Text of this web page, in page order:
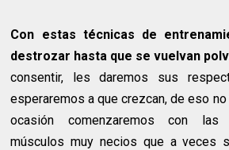
Con estas técnicas de
destrozar hasta que se vuelvan
consentir, les daremos sus
esperaremos a que crezcan, de eso
ocasión comenzaremos con las
músculos muy necios que a veces